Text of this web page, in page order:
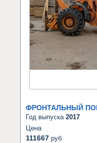
ФРОНТАЛЬНЫЙ
Год выпуска 2017
Цена
111667 руб